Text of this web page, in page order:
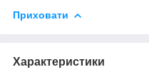
Приховати
Характеристики